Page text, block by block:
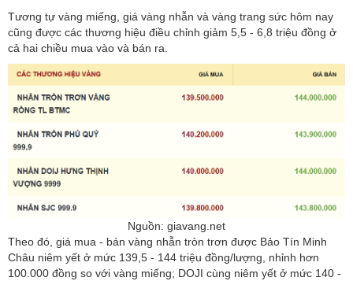
Tương tự vàng miếng, giá vàng nhẫn và vàng trang sức hôm nay
cũng được các thương hiệu điều chỉnh giảm 5,5 - 6,8 triệu đồng ở
cả hai chiều mua vào và bán ra.
Nguồn: giavang.net
Theo đó, giá mua - bán vàng nhẫn tròn trơn được Bảo Tín Minh
Châu niêm yết ở mức 139,5 - 144 triệu đồng/lượng, nhỉnh hơn
100.000 đồng so với vàng miếng; DOJI cùng niêm yết ở mức 140 -